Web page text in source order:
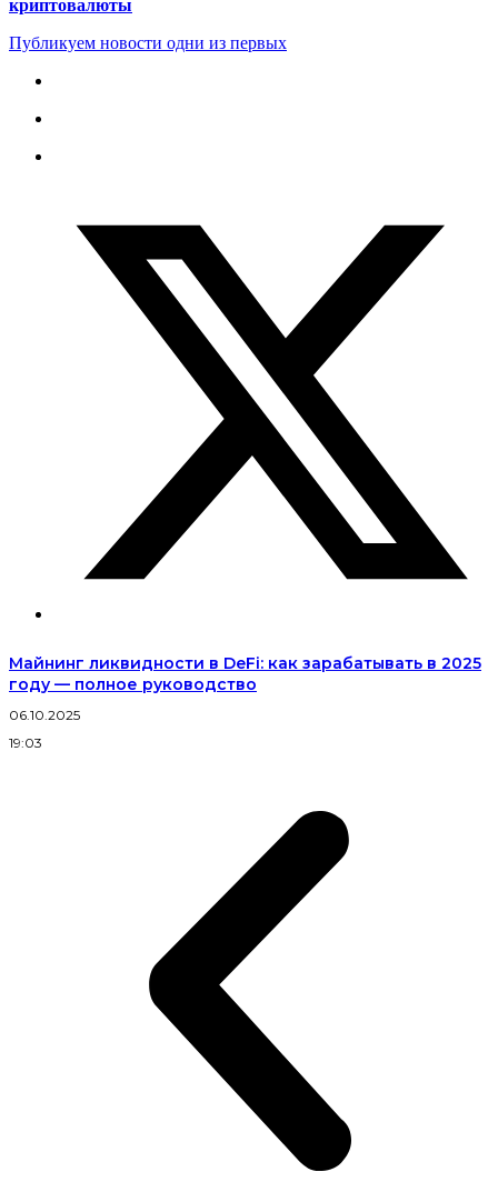
криптовалюты
Публикуем новости одни из первых
Майнинг ликвидности в DeFi: как зарабатывать в 2025
году — полное руководство
06.10.2025
19:03